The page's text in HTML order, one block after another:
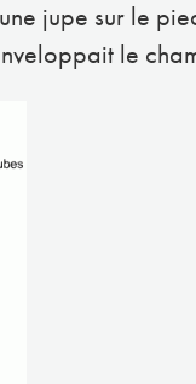
jupe sur le
le